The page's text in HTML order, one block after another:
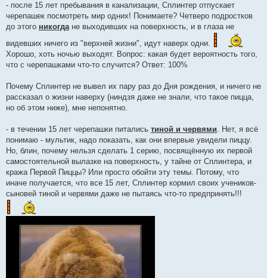
- после 15 лет пребывания в канализации, Сплинтер отпускает
черепашек посмотреть мир одних! Понимаете? Четверо подростков
до этого никогдане выходивших на поверхность, и в глаза не
видевших ничего из "верхней жизни", идут наверх одни.
Хорошо, хоть ночью выходят. Вопрос: какая будет вероятность того,
что с черепашками что-то случится? Ответ: 100%
Почему Сплинтер не вывел их пару раз до Дня рождения, и ничего не
рассказал о жизни наверху (ниндзя даже не знали, что такое пицца,
но об этом ниже), мне непонятно.
- в течении 15 лет черепашки питались тиной и червями. Нет, я всё
понимаю - мультик, надо показать, как они впервые увидели пиццу.
Но, блин, почему нельзя сделать 1 серию, посвящённую их первой
самостоятельной вылазке на поверхность, у тайне от Сплинтера, и
кража Первой Пиццы? Или просто обойти эту темы. Потому, что
иначе получается, что все 15 лет, Сплинтер кормил своих учеников-
сыновей тиной и червями даже не пытаясь что-то предпринять!!!